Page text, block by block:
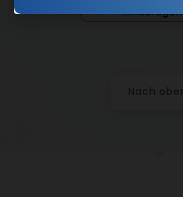
Nach